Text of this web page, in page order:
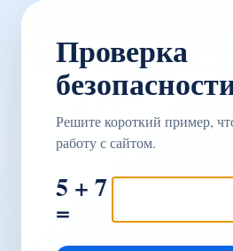
Проверка
Решите короткий пример,
работу с сайтом.
5 + 7
=